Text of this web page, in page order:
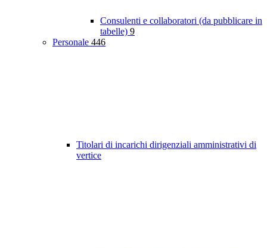
Consulenti e collaboratori (da pubblicare in
tabelle) 9
Personale 446
Titolari di incarichi dirigenziali amministrativi di
vertice